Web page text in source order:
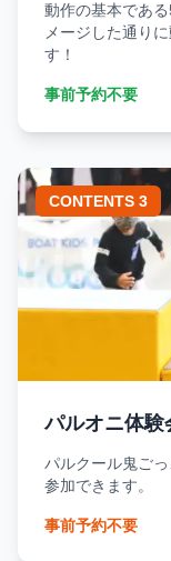
動作の基本であ
メージした通り
す！
事前予約不要
CONTENTS 3
パルオニ体験
パルクール鬼ご
参加できます。
事前予約不要